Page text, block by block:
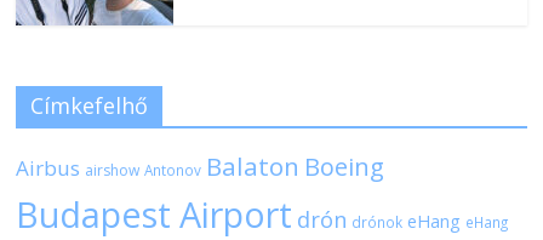
Címkefelhő
Airbus airshow Antonov Balaton Boeing
Budapest Airport drón drónok eHang eHang